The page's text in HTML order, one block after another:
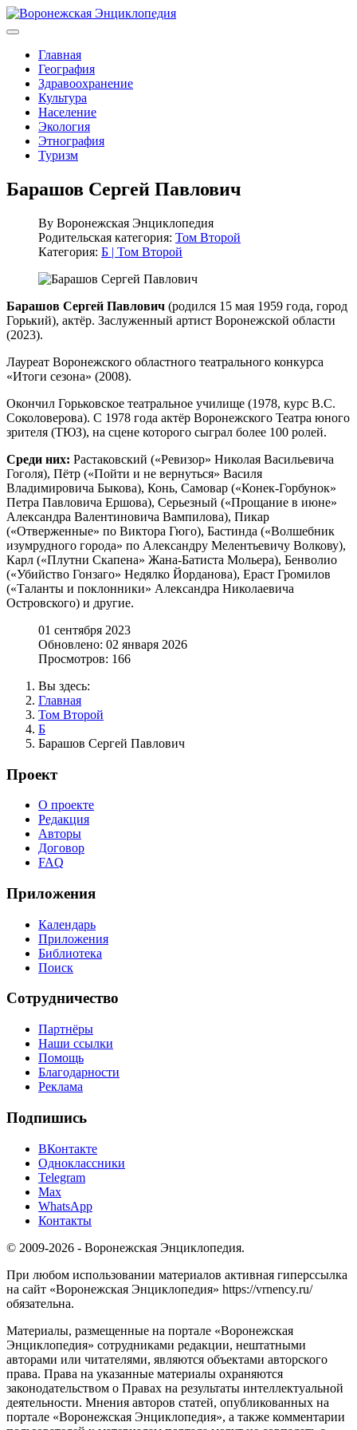
Главная
География
Здравоохранение
Культура
Население
Экология
Этнография
Туризм
Барашов Сергей Павлович
By Воронежская Энциклопедия
Родительская категория: Том Второй
Категория: Б | Том Второй
Барашов Сергей Павлович (родился 15 мая 1959 года, город
Горький), актёр. Заслуженный артист Воронежской области
(2023).
Лауреат Воронежского областного театрального конкурса
«Итоги сезона» (2008).
Окончил Горьковское театральное училище (1978, курс B.C.
Соколоверова). С 1978 года актёр Воронежского Театра юного
зрителя (ТЮЗ), на сцене которого сыграл более 100 ролей.
Среди них: Растаковский («Ревизор» Николая Васильевича
Гоголя), Пётр («Пойти и не вернуться» Василя
Владимировича Быкова), Конь, Самовар («Конек-Горбунок»
Петра Павловича Ершова), Серьезный («Прощание в июне»
Александра Валентиновича Вампилова), Пикар
(«Отверженные» по Виктора Гюго), Бастинда («Волшебник
изумрудного города» по Александру Мелентьевичу Волкову),
Карл («Плутни Скапена» Жана-Батиста Мольера), Бенволио
(«Убийство Гонзаго» Недялко Йорданова), Ераст Громилов
(«Таланты и поклонники» Александра Николаевича
Островского) и другие.
01 сентября 2023
Обновлено: 02 января 2026
Просмотров: 166
Вы здесь:
Главная
Том Второй
Б
Барашов Сергей Павлович
Проект
О проекте
Редакция
Авторы
Договор
FAQ
Приложения
Календарь
Приложения
Библиотека
Поиск
Сотрудничество
Партнёры
Наши ссылки
Помощь
Благодарности
Реклама
Подпишись
ВКонтакте
Одноклассники
Telegram
Max
WhatsApp
Контакты
© 2009-2026 - Воронежская Энциклопедия.
При любом использовании материалов активная гиперссылка
на сайт «Воронежская Энциклопедия» https://vrnency.ru/
обязательна.
Материалы, размещенные на портале «Воронежская
Энциклопедия» сотрудниками редакции, нештатными
авторами или читателями, являются объектами авторского
права. Права на указанные материалы охраняются
законодательством о Правах на результаты интеллектуальной
деятельности. Мнения авторов статей, опубликованных на
портале «Воронежская Энциклопедия», а также комментарии